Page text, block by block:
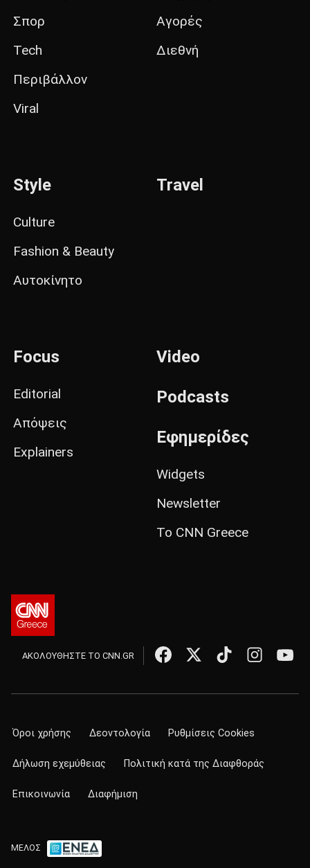
Σπορ
Tech
Περιβάλλον
Viral
Αγορές
Διεθνή
Style
Culture
Fashion & Beauty
Αυτοκίνητο
Travel
Focus
Editorial
Απόψεις
Explainers
Video
Podcasts
Εφημερίδες
Widgets
Newsletter
Το CNN Greece
ΑΚΟΛΟΥΘΗΣΤΕ ΤΟ CNN.GR
Όροι χρήσης Δεοντολογία Ρυθμίσεις Cookies
Δήλωση εχεμύθειας Πολιτική κατά της Διαφθοράς
Επικοινωνία Διαφήμιση
ΜΕΛΟΣ